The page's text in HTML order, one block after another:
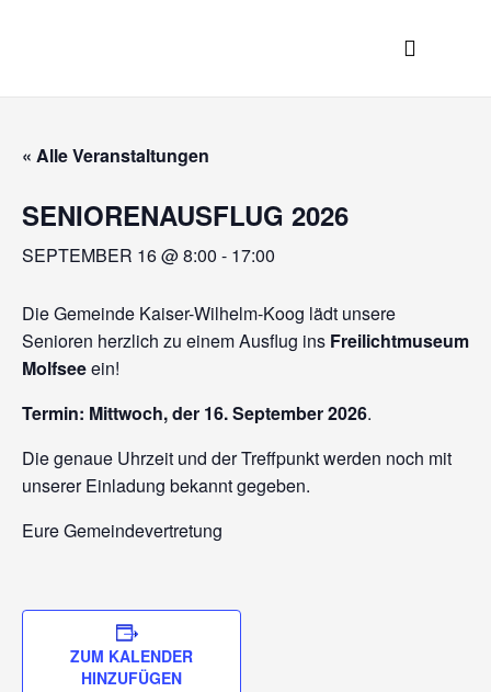
Menü
« Alle Veranstaltungen
SENIORENAUSFLUG 2026
SEPTEMBER 16 @ 8:00 - 17:00
Die Gemeinde Kaiser-Wilhelm-Koog lädt unsere
Senioren herzlich zu einem Ausflug ins Freilichtmuseum
Molfseeein!
Termin: Mittwoch, der 16. September 2026.
Die genaue Uhrzeit und der Treffpunkt werden noch mit
unserer Einladung bekannt gegeben.
Eure Gemeindevertretung
ZUM KALENDER
HINZUFÜGEN